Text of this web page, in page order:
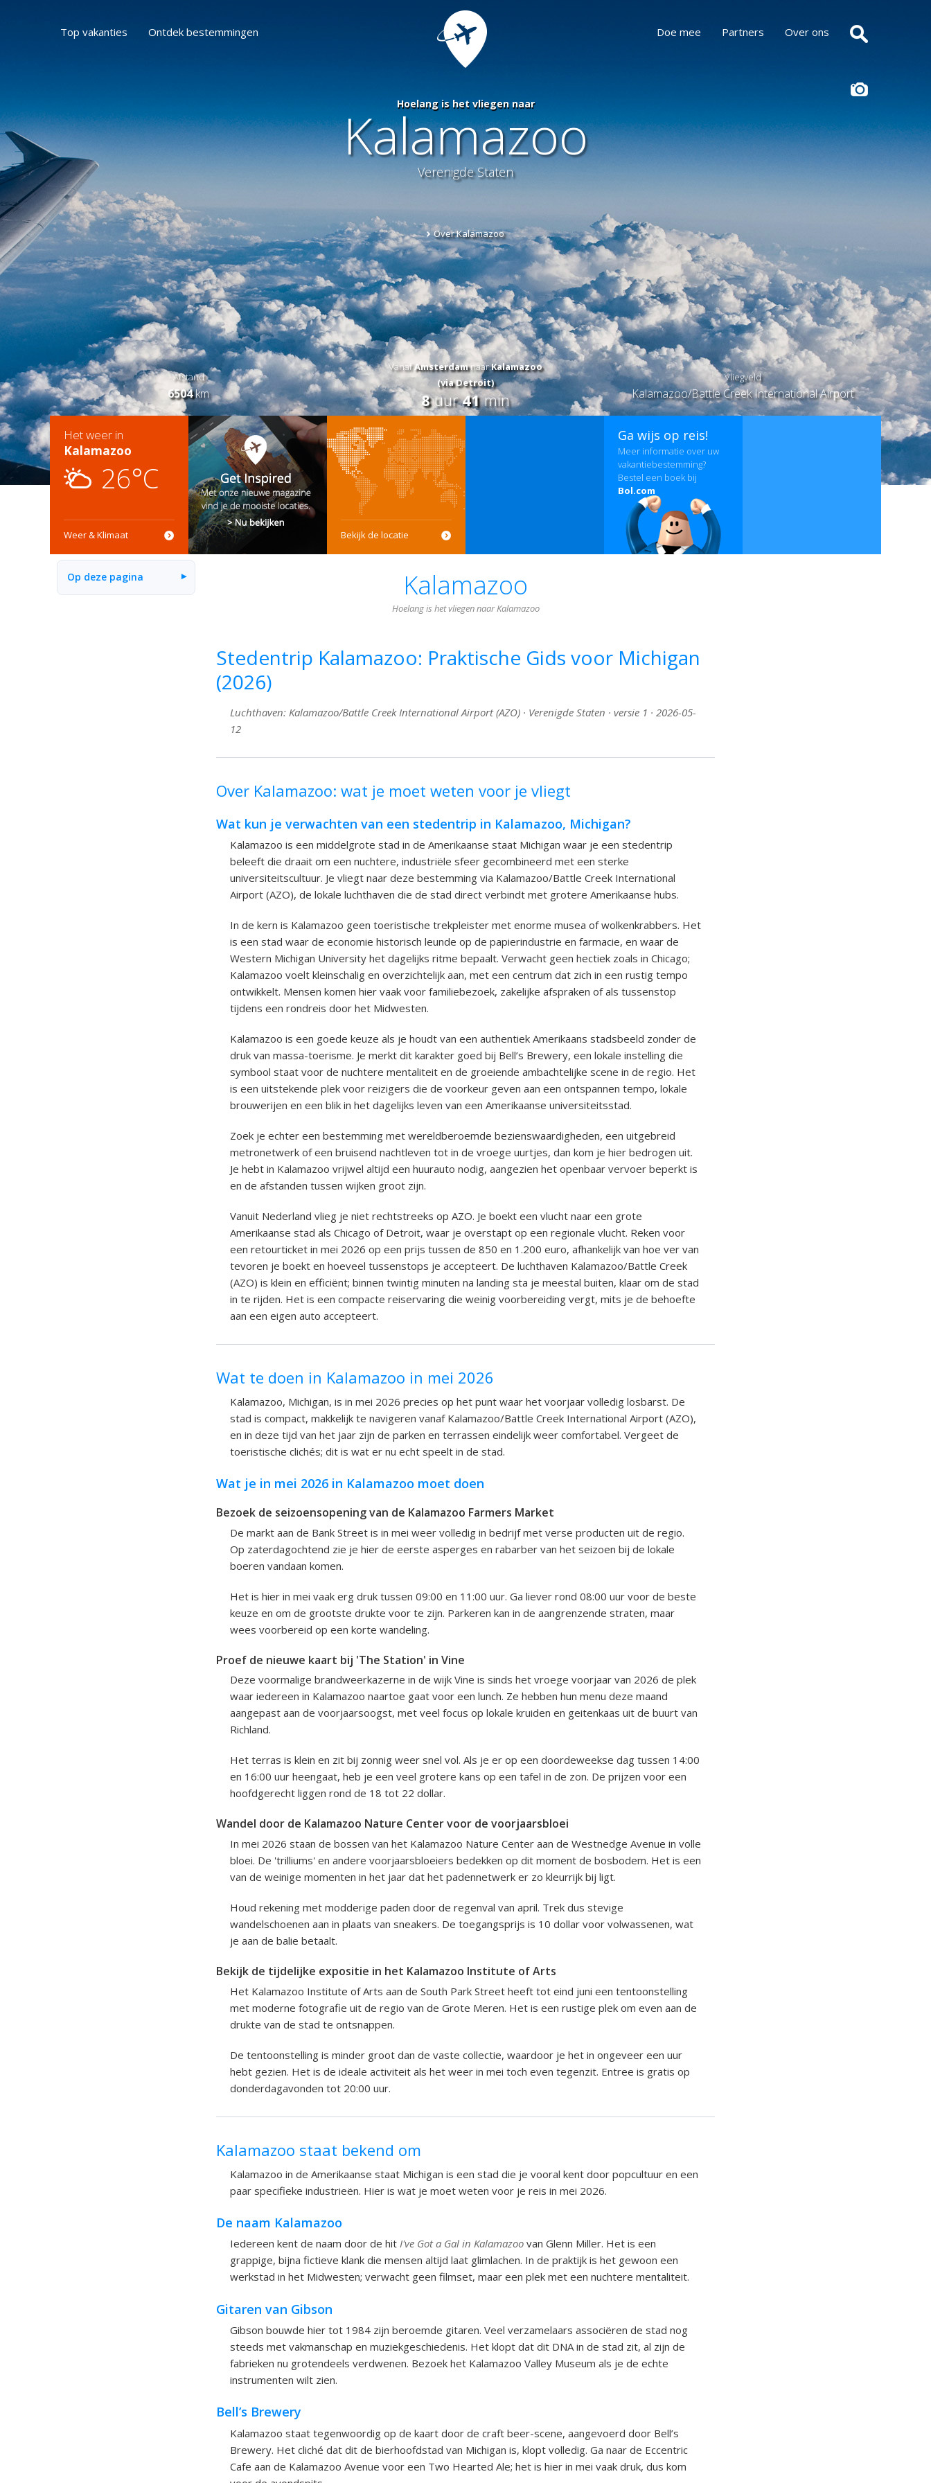
Top vakanties Ontdek bestemmingen Doe mee Partners Over ons
Hoelang is het vliegen naar
Kalamazoo
Verenigde Staten
Over Kalamazoo
Afstand
6504km
VanafAmsterdamnaarKalamazoo
(via Detroit)
8uur41min
Vliegveld
Kalamazoo/Battle Creek International Airport
Het weer in
Kalamazoo
26°C
Weer & Klimaat Bekijk de locatie
Ga wijs op reis!
Meer informatie over uw
vakantiebestemming?
Bestel een boek bij
Bol.com
Op deze pagina ▾ Kalamazoo
Hoelang is het vliegen naar Kalamazoo
Stedentrip Kalamazoo: Praktische Gids voor Michigan
(2026)
Luchthaven: Kalamazoo/Battle Creek International Airport (AZO) · Verenigde Staten · versie 1 · 2026-05-
12
Over Kalamazoo: wat je moet weten voor je vliegt
Wat kun je verwachten van een stedentrip in Kalamazoo, Michigan?
Kalamazoo is een middelgrote stad in de Amerikaanse staat Michigan waar je een stedentrip
beleeft die draait om een nuchtere, industriële sfeer gecombineerd met een sterke
universiteitscultuur. Je vliegt naar deze bestemming via Kalamazoo/Battle Creek International
Airport (AZO), de lokale luchthaven die de stad direct verbindt met grotere Amerikaanse hubs.
In de kern is Kalamazoo geen toeristische trekpleister met enorme musea of wolkenkrabbers. Het
is een stad waar de economie historisch leunde op de papierindustrie en farmacie, en waar de
Western Michigan University het dagelijks ritme bepaalt. Verwacht geen hectiek zoals in Chicago;
Kalamazoo voelt kleinschalig en overzichtelijk aan, met een centrum dat zich in een rustig tempo
ontwikkelt. Mensen komen hier vaak voor familiebezoek, zakelijke afspraken of als tussenstop
tijdens een rondreis door het Midwesten.
Kalamazoo is een goede keuze als je houdt van een authentiek Amerikaans stadsbeeld zonder de
druk van massa-toerisme. Je merkt dit karakter goed bij Bell’s Brewery, een lokale instelling die
symbool staat voor de nuchtere mentaliteit en de groeiende ambachtelijke scene in de regio. Het
is een uitstekende plek voor reizigers die de voorkeur geven aan een ontspannen tempo, lokale
brouwerijen en een blik in het dagelijks leven van een Amerikaanse universiteitsstad.
Zoek je echter een bestemming met wereldberoemde bezienswaardigheden, een uitgebreid
metronetwerk of een bruisend nachtleven tot in de vroege uurtjes, dan kom je hier bedrogen uit.
Je hebt in Kalamazoo vrijwel altijd een huurauto nodig, aangezien het openbaar vervoer beperkt is
en de afstanden tussen wijken groot zijn.
Vanuit Nederland vlieg je niet rechtstreeks op AZO. Je boekt een vlucht naar een grote
Amerikaanse stad als Chicago of Detroit, waar je overstapt op een regionale vlucht. Reken voor
een retourticket in mei 2026 op een prijs tussen de 850 en 1.200 euro, afhankelijk van hoe ver van
tevoren je boekt en hoeveel tussenstops je accepteert. De luchthaven Kalamazoo/Battle Creek
(AZO) is klein en efficiënt; binnen twintig minuten na landing sta je meestal buiten, klaar om de stad
in te rijden. Het is een compacte reiservaring die weinig voorbereiding vergt, mits je de behoefte
aan een eigen auto accepteert.
Wat te doen in Kalamazoo in mei 2026
Kalamazoo, Michigan, is in mei 2026 precies op het punt waar het voorjaar volledig losbarst. De
stad is compact, makkelijk te navigeren vanaf Kalamazoo/Battle Creek International Airport (AZO),
en in deze tijd van het jaar zijn de parken en terrassen eindelijk weer comfortabel. Vergeet de
toeristische clichés; dit is wat er nu echt speelt in de stad.
Wat je in mei 2026 in Kalamazoo moet doen
Bezoek de seizoensopening van de Kalamazoo Farmers Market
De markt aan de Bank Street is in mei weer volledig in bedrijf met verse producten uit de regio.
Op zaterdagochtend zie je hier de eerste asperges en rabarber van het seizoen bij de lokale
boeren vandaan komen.
Het is hier in mei vaak erg druk tussen 09:00 en 11:00 uur. Ga liever rond 08:00 uur voor de beste
keuze en om de grootste drukte voor te zijn. Parkeren kan in de aangrenzende straten, maar
wees voorbereid op een korte wandeling.
Proef de nieuwe kaart bij 'The Station' in Vine
Deze voormalige brandweerkazerne in de wijk Vine is sinds het vroege voorjaar van 2026 de plek
waar iedereen in Kalamazoo naartoe gaat voor een lunch. Ze hebben hun menu deze maand
aangepast aan de voorjaarsoogst, met veel focus op lokale kruiden en geitenkaas uit de buurt van
Richland.
Het terras is klein en zit bij zonnig weer snel vol. Als je er op een doordeweekse dag tussen 14:00
en 16:00 uur heengaat, heb je een veel grotere kans op een tafel in de zon. De prijzen voor een
hoofdgerecht liggen rond de 18 tot 22 dollar.
Wandel door de Kalamazoo Nature Center voor de voorjaarsbloei
In mei 2026 staan de bossen van het Kalamazoo Nature Center aan de Westnedge Avenue in volle
bloei. De 'trilliums' en andere voorjaarsbloeiers bedekken op dit moment de bosbodem. Het is een
van de weinige momenten in het jaar dat het padennetwerk er zo kleurrijk bij ligt.
Houd rekening met modderige paden door de regenval van april. Trek dus stevige
wandelschoenen aan in plaats van sneakers. De toegangsprijs is 10 dollar voor volwassenen, wat
je aan de balie betaalt.
Bekijk de tijdelijke expositie in het Kalamazoo Institute of Arts
Het Kalamazoo Institute of Arts aan de South Park Street heeft tot eind juni een tentoonstelling
met moderne fotografie uit de regio van de Grote Meren. Het is een rustige plek om even aan de
drukte van de stad te ontsnappen.
De tentoonstelling is minder groot dan de vaste collectie, waardoor je het in ongeveer een uur
hebt gezien. Het is de ideale activiteit als het weer in mei toch even tegenzit. Entree is gratis op
donderdagavonden tot 20:00 uur.
Kalamazoo staat bekend om
Kalamazoo in de Amerikaanse staat Michigan is een stad die je vooral kent door popcultuur en een
paar specifieke industrieën. Hier is wat je moet weten voor je reis in mei 2026.
De naam Kalamazoo
Iedereen kent de naam door de hit I've Got a Gal in Kalamazoo van Glenn Miller. Het is een
grappige, bijna fictieve klank die mensen altijd laat glimlachen. In de praktijk is het gewoon een
werkstad in het Midwesten; verwacht geen filmset, maar een plek met een nuchtere mentaliteit.
Gitaren van Gibson
Gibson bouwde hier tot 1984 zijn beroemde gitaren. Veel verzamelaars associëren de stad nog
steeds met vakmanschap en muziekgeschiedenis. Het klopt dat dit DNA in de stad zit, al zijn de
fabrieken nu grotendeels verdwenen. Bezoek het Kalamazoo Valley Museum als je de echte
instrumenten wilt zien.
Bell’s Brewery
Kalamazoo staat tegenwoordig op de kaart door de craft beer-scene, aangevoerd door Bell’s
Brewery. Het cliché dat dit de bierhoofdstad van Michigan is, klopt volledig. Ga naar de Eccentric
Cafe aan de Kalamazoo Avenue voor een Two Hearted Ale; het is hier in mei vaak druk, dus kom